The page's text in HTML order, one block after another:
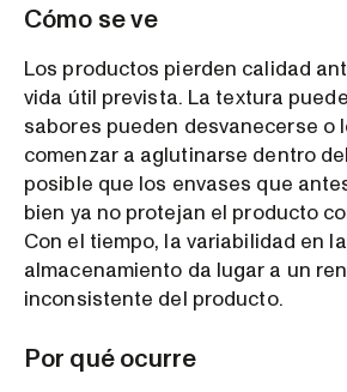
Cómo se ve
Los productos pierden calidad
vida útil prevista. La textura
sabores pueden desvanecerse o
comenzar a aglutinarse dentro
posible que los envases que
bien ya no protejan el producto
Con el tiempo, la variabilidad en
almacenamiento da lugar a un
inconsistente del producto.
Por qué ocurre